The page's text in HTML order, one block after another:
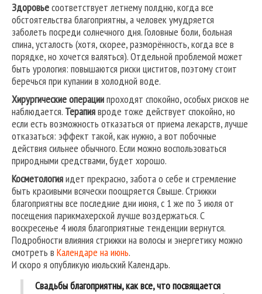
Здоровьесоответствует летнему полдню, когда все
обстоятельства благоприятны, а человек умудряется
заболеть посреди солнечного дня. Головные боли, больная
спина, усталость (хотя, скорее, разморённость, когда все в
порядке, но хочется валяться). Отдельной проблемой может
быть урология: повышаются риски циститов, поэтому стоит
беречься при купании в холодной воде.
Хирургические операциипроходят спокойно, особых рисков не
наблюдается. Терапиявроде тоже действует спокойно, но
если есть возможность отказаться от приема лекарств, лучше
отказаться: эффект такой, как нужно, а вот побочные
действия сильнее обычного. Если можно воспользоваться
природными средствами, будет хорошо.
Косметологияидет прекрасно, забота о себе и стремление
быть красивыми всячески поощряется Свыше. Стрижки
благоприятны все последние дни июня, с 1 же по 3 июля от
посещения парикмахерской лучше воздержаться. С
воскресенье 4 июля благоприятные тенденции вернутся.
Подробности влияния стрижки на волосы и энергетику можно
смотреть в Календаре на июнь.
И скоро я опубликую июльский Календарь.
Свадьбы благоприятны, как все, что посвящается